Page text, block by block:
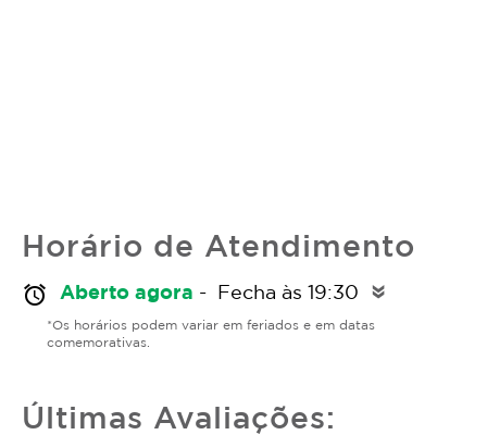
Horário de Atendimento
alarm Aberto agora - Fecha às 19:30 double_arrow
*Os horários podem variar em feriados e em datas
comemorativas.
Últimas Avaliações: